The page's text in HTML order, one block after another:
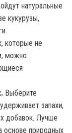
натуральные
кукурузы,
которые не
можно
Выберите
запахи,
добавок. Лучше
основе природных